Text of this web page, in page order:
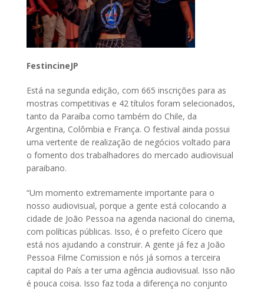
FestincineJP
Está na segunda edição, com 665 inscrições para as
mostras competitivas e 42 títulos foram selecionados,
tanto da Paraíba como também do Chile, da
Argentina, Colômbia e França. O festival ainda possui
uma vertente de realização de negócios voltado para
o fomento dos trabalhadores do mercado audiovisual
paraibano.
“Um momento extremamente importante para o
nosso audiovisual, porque a gente está colocando a
cidade de João Pessoa na agenda nacional do cinema,
com políticas públicas. Isso, é o prefeito Cícero que
está nos ajudando a construir. A gente já fez a João
Pessoa Filme Comission e nós já somos a terceira
capital do País a ter uma agência audiovisual. Isso não
é pouca coisa. Isso faz toda a diferença no conjunto